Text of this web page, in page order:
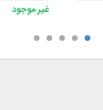
غير موجود